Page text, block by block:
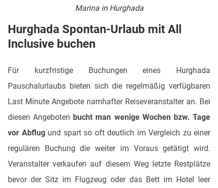
Marina in Hurghada
Hurghada Spontan-Urlaub mit All
Inclusive buchen
Für kurzfristige Buchungen eines Hurghada
Pauschalurlaubs bieten sich die regelmäßig verfügbaren
Last Minute Angebote namhafter Reiseveranstalter an. Bei
diesen Angebotenbucht man wenige Wochen bzw. Tage
vor Abflugund spart so oft deutlich im Vergleich zu einer
regulären Buchung die weiter im Voraus getätigt wird.
Veranstalter verkaufen auf diesem Weg letzte Restplätze
bevor der Sitz im Flugzeug oder das Bett im Hotel leer